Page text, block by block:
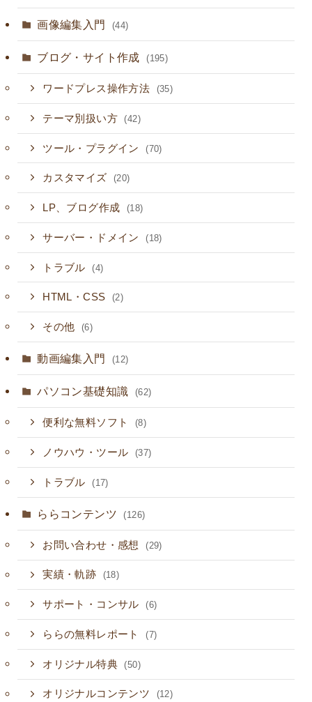
画像編集入門 (44)
ブログ・サイト作成 (195)
ワードプレス操作方法 (35)
テーマ別扱い方 (42)
ツール・プラグイン (70)
カスタマイズ (20)
LP、ブログ作成 (18)
サーバー・ドメイン (18)
トラブル (4)
HTML・CSS (2)
その他 (6)
動画編集入門 (12)
パソコン基礎知識 (62)
便利な無料ソフト (8)
ノウハウ・ツール (37)
トラブル (17)
ららコンテンツ (126)
お問い合わせ・感想 (29)
実績・軌跡 (18)
サポート・コンサル (6)
ららの無料レポート (7)
オリジナル特典 (50)
オリジナルコンテンツ (12)